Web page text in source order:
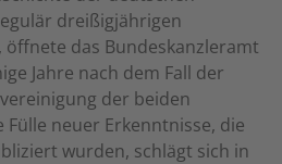
dreißigjährigen
das Bundeskanzleramt
Jahre nach dem Fall der
der beiden
Fülle neuer Erkenntnisse, die
wurden, schlägt sich in